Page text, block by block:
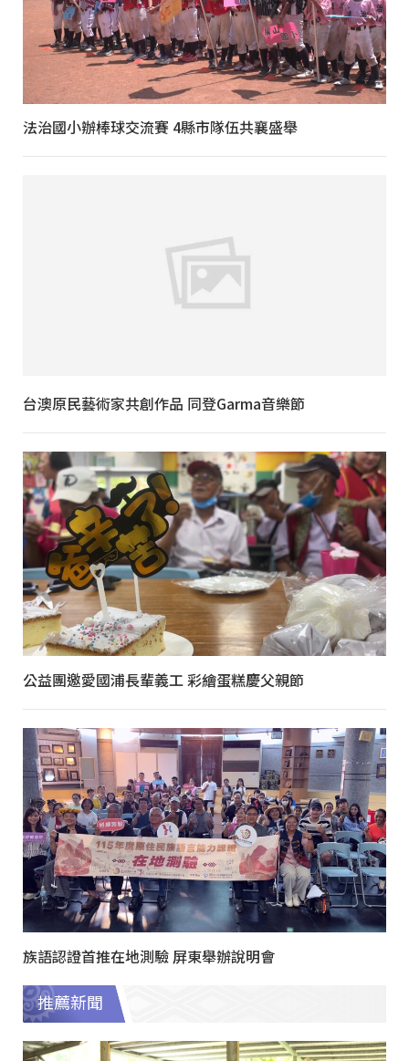
法治國小辦棒球交流賽 4縣市隊伍共襄盛舉
台澳原民藝術家共創作品 同登Garma音樂節
公益團邀愛國浦長輩義工 彩繪蛋糕慶父親節
族語認證首推在地測驗 屏東舉辦說明會
推薦新聞